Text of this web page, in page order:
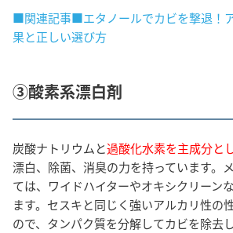
■関連記事■エタノールでカビを撃退！
果と正しい選び方
③酸素系漂白剤
炭酸ナトリウムと過酸化水素を主成分と
漂白、除菌、消臭の力を持っています。
ては、ワイドハイターやオキシクリーン
ます。セスキと同じく強いアルカリ性の
ので、タンパク質を分解してカビを除去